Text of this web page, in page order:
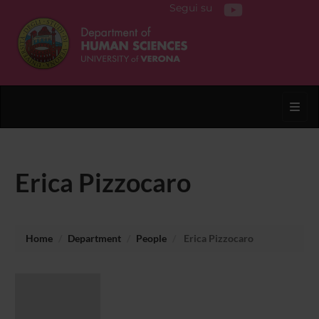
Segui su
Erica Pizzocaro
Home Department People Erica Pizzocaro